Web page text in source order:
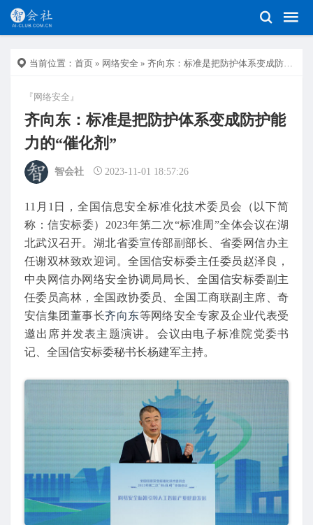
当前位置： 首页 » 网络安全 » 齐向东：标准是把防护体系变成防护能力的“催化剂”
『网络安全』
齐向东：标准是把防护体系变成防护能
力的“催化剂”
智会社 2023-11-01 18:57:26
11月1日，全国信息安全标准化技术委员会（以下简
称：信安标委）2023年第二次“标准周”全体会议在湖
北武汉召开。湖北省委宣传部副部长、省委网信办主
任谢双林致欢迎词。全国信安标委主任委员赵泽良，
中央网信办网络安全协调局局长、全国信安标委副主
任委员高林，全国政协委员、全国工商联副主席、奇
安信集团董事长齐向东等网络安全专家及企业代表受
邀出席并发表主题演讲。会议由电子标准院党委书
记、全国信安标委秘书长杨建军主持。